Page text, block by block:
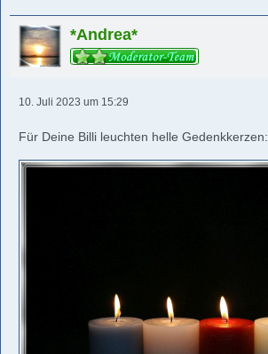
*Andrea*
10. Juli 2023 um 15:29
Für Deine Billi leuchten helle Gedenkkerzen: